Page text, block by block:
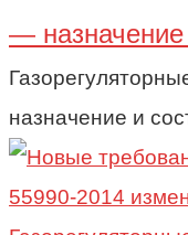
— назначение
назначение и